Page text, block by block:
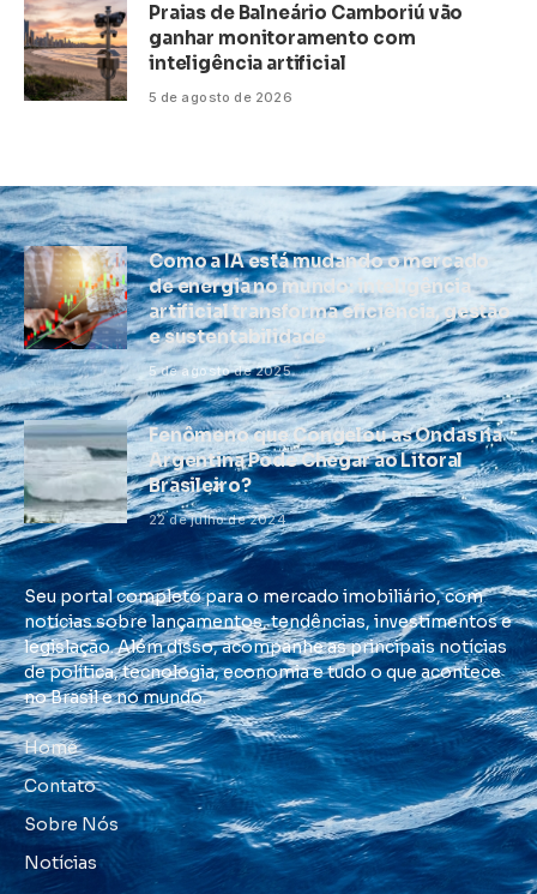
Praias de Balneário Camboriú vão
ganhar monitoramento com
inteligência artificial
5 de agosto de 2026
Como a IA está mudando o mercado
de energia no mundo: inteligência
artificial transforma eficiência, gestão
e sustentabilidade
5 de agosto de 2025
Fenômeno que Congelou as Ondas na
Argentina Pode Chegar ao Litoral
Brasileiro?
22 de julho de 2024
Seu portal completo para o mercado imobiliário, com
notícias sobre lançamentos, tendências, investimentos e
legislação. Além disso, acompanhe as principais notícias
de política, tecnologia, economia e tudo o que acontece
no Brasil e no mundo.
Home
Contato
Sobre Nós
Notícias